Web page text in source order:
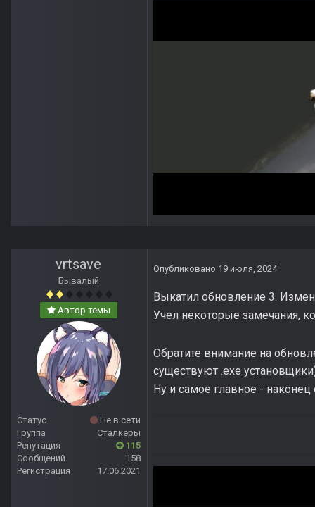
vrtsave
Бывалый
Автор темы
Статус
Не в сети
Группа
Сталкеры
Репутация
115
Сообщений
158
Регистрация
17.06.2021
Опубликовано 19 июля, 2024
Выкатил обновление 3.
Учел некоторые замечания,
Обратите внимание на
существуют .exe
Ну и самое главное -